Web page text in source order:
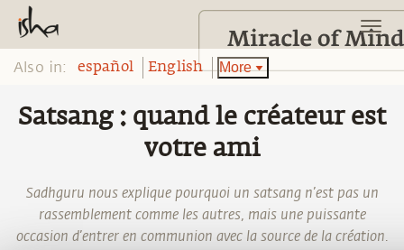
Also in: español English More
Satsang : quand le créateur est
votre ami
Sadhguru nous explique pourquoi un satsang n’est pas un
rassemblement comme les autres, mais une puissante
occasion d’entrer en communion avec la source de la création.